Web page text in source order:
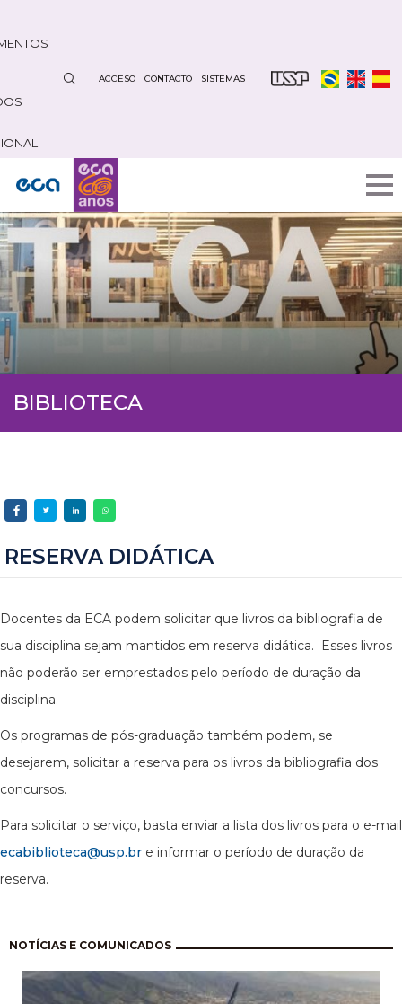
contenido
ACCESO CONTACTO SISTEMAS
BIBLIOTECA
RESERVA DIDÁTICA
Docentes da ECA podem solicitar que livros da bibliografia de
sua disciplina sejam mantidos em reserva didática. Esses livros
não poderão ser emprestados pelo período de duração da
disciplina.
Os programas de pós-graduação também podem, se
desejarem, solicitar a reserva para os livros da bibliografia dos
concursos.
Para solicitar o serviço, basta enviar a lista dos livros para o e-mail
ecabiblioteca@usp.br e informar o período de duração da
reserva.
NOTÍCIAS E COMUNICADOS
Paginación